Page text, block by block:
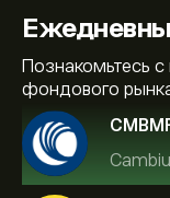
Познакомьтесь
фондового